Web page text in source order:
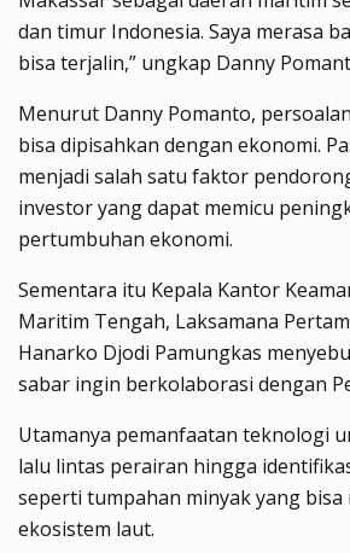
dan timur Indonesia. Saya merasa
bisa terjalin,” ungkap Danny
Menurut Danny Pomanto,
bisa dipisahkan dengan ekonomi.
menjadi salah satu faktor
investor yang dapat memicu
pertumbuhan ekonomi.
Sementara itu Kepala Kantor
Maritim Tengah, Laksamana
Hanarko Djodi Pamungkas
sabar ingin berkolaborasi dengan
Utamanya pemanfaatan teknologi
lalu lintas perairan hingga
seperti tumpahan minyak yang bisa
ekosistem laut.